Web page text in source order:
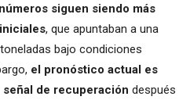
siguen siendo más
, que apuntaban a una
bajo condiciones
el pronóstico actual es
de recuperación después